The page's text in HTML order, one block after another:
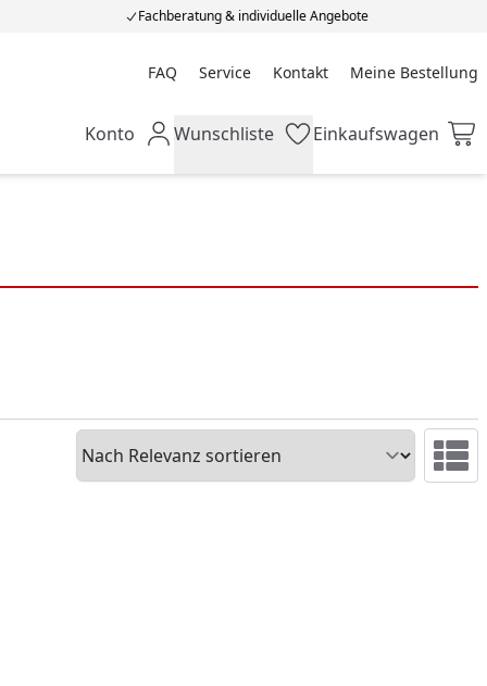
Fachberatung & individuelle Angebote
FAQ Service Kontakt Meine Bestellung
Meine Bestellung
Mein Konto
Konto Wunschliste
Wunschliste Einkaufswagen
Einkaufswagen
Sortieren